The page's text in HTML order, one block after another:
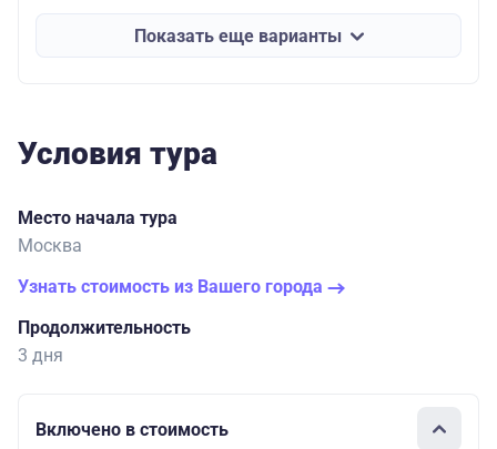
Показать еще варианты
Условия тура
Место начала тура
Москва
Узнать стоимость из Вашего города
Продолжительность
3 дня
Включено в стоимость